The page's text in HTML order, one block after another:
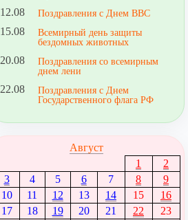
12.08 Поздравления с Днем ВВС
15.08
Всемирный день защиты
бездомных животных
20.08
Поздравления со всемирным
днем лени
22.08
Поздравления с Днем
Государственного флага РФ
Август
1
2
3
4 5 6 7 8
9
10
11 12 13 14 15
16
17
18 19 20 21 22
23